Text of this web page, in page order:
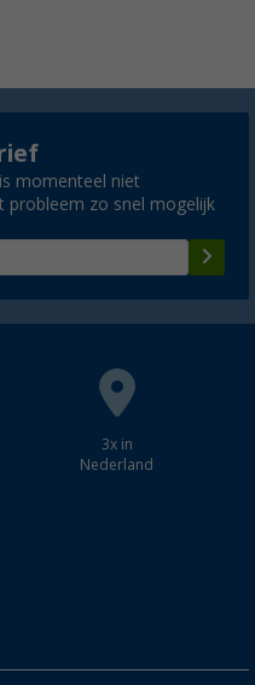
momenteel niet
probleem zo snel mogelijk
3x in
Nederland